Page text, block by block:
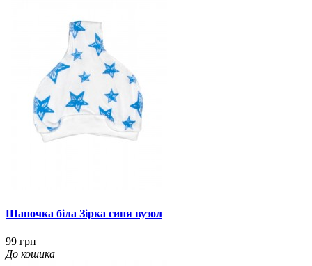
Шапочка біла Зірка синя вузол
99 грн
До кошика